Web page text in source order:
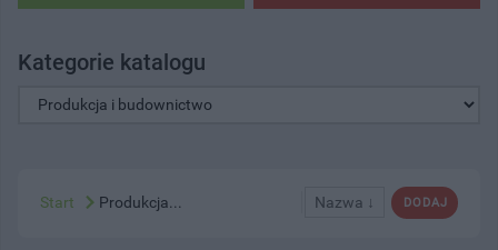
Kategorie katalogu
DODAJ
Nazwa ↓
Start Produkcja...